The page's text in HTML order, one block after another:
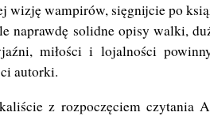
wizję wampirów, sięgnijcie po
naprawdę solidne opisy walki,
miłości i lojalności
autorki.
z rozpoczęciem czytania